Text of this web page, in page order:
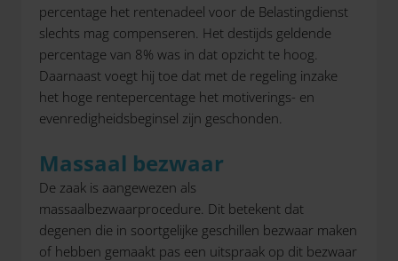
percentage het rentenadeel voor de Belastingdienst
slechts mag compenseren. Het destijds geldende
percentage van 8% was in dat opzicht te hoog.
Daarnaast voegt hij toe dat met de regeling inzake
het hoge rentepercentage het motiverings- en
evenredigheidsbeginsel zijn geschonden.
Massaal bezwaar
De zaak is aangewezen als
massaalbezwaarprocedure. Dit betekent dat
degenen die in soortgelijke geschillen bezwaar maken
of hebben gemaakt pas een uitspraak op dit bezwaar